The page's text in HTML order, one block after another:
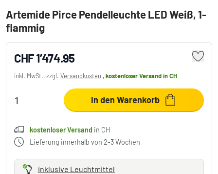
Artemide Pirce Pendelleuchte LED Weiß, 1-
flammig
CHF 1’474.95
inkl. MwSt., zzgl. Versandkosten ,kostenloser Versandin CH
In den Warenkorb
kostenloser Versand in CH
Lieferung innerhalb von 2-3 Wochen
inklusive Leuchtmittel